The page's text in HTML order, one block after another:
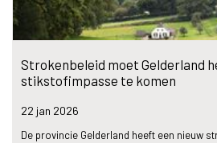
Strokenbeleid moet Gelderland
stikstofimpasse te komen
22 jan 2026
De provincie Gelderland heeft een nieuw